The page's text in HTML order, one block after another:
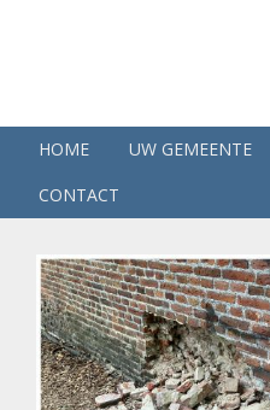
HOME UW GEMEENTE
CONTACT